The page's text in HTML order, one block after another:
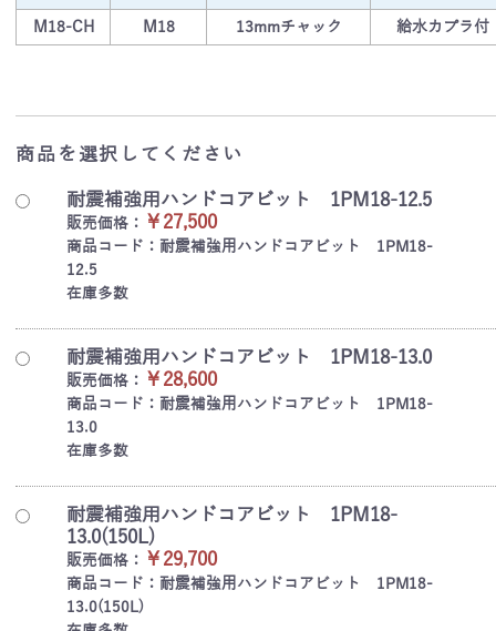
M18-CH M18 13mmチャック 給水カプラ付
商品を選択してください
耐震補強用ハンドコアビット 1PM18-12.5
販売価格： ￥27,500
商品コード：耐震補強用ハンドコアビット 1PM18-
12.5
在庫多数
耐震補強用ハンドコアビット 1PM18-13.0
販売価格： ￥28,600
商品コード：耐震補強用ハンドコアビット 1PM18-
13.0
在庫多数
耐震補強用ハンドコアビット 1PM18-
13.0(150L)
販売価格： ￥29,700
商品コード：耐震補強用ハンドコアビット 1PM18-
13.0(150L)